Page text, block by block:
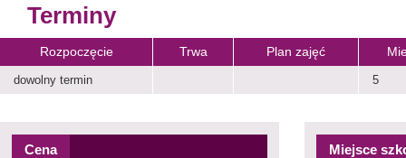
Terminy
Rozpoczęcie Trwa Plan zajęć
dowolny termin 5
Cena Miejsce